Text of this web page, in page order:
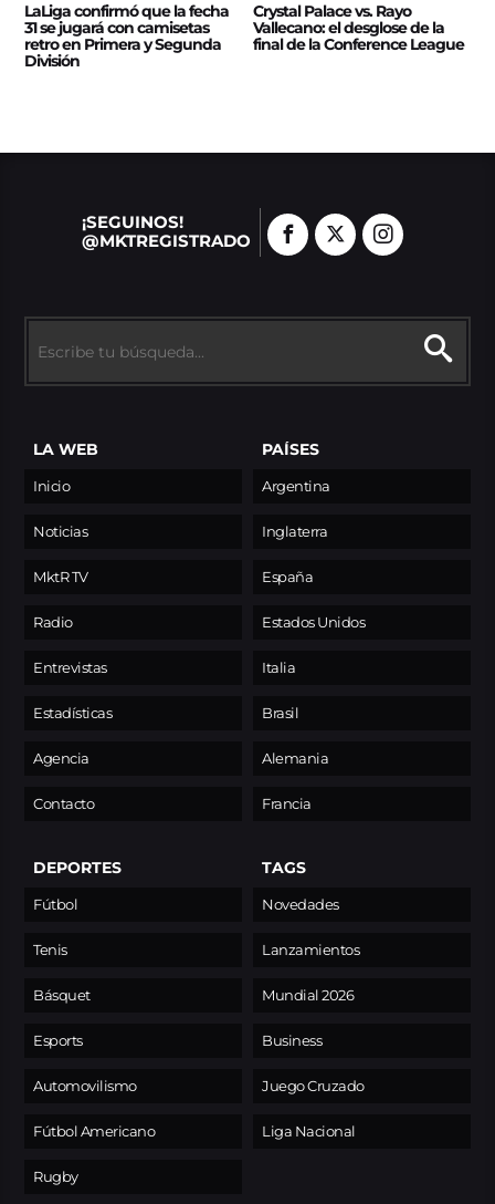
LaLiga confirmó que la fecha
31 se jugará con camisetas
retro en Primera y Segunda
División
Crystal Palace vs. Rayo
Vallecano: el desglose de la
final de la Conference League
¡SEGUINOS!
@MKTREGISTRADO
LA WEB
Inicio
Noticias
MktR TV
Radio
Entrevistas
Estadísticas
Agencia
Contacto
PAÍSES
Argentina
Inglaterra
España
Estados Unidos
Italia
Brasil
Alemania
Francia
DEPORTES
Fútbol
Tenis
Básquet
Esports
Automovilismo
Fútbol Americano
Rugby
TAGS
Novedades
Lanzamientos
Mundial 2026
Business
Juego Cruzado
Liga Nacional